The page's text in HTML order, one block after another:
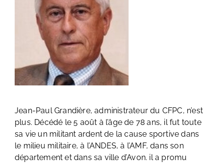
Jean-Paul Grandière, administrateur du CFPC, n’est
plus. Décédé le 5 août à l’âge de 78 ans, il fut toute
sa vie un militant ardent de la cause sportive dans
le milieu militaire, à l’ANDES, à l’AMF, dans son
département et dans sa ville d’Avon. il a promu